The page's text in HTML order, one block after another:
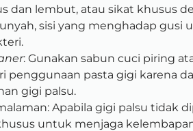
dan lembut, atau sikat khusus
sisi yang menghadap gusi
: Gunakan sabun cuci piring
penggunaan pasta gigi karena
gigi palsu.
Apabila gigi palsu tidak
untuk menjaga